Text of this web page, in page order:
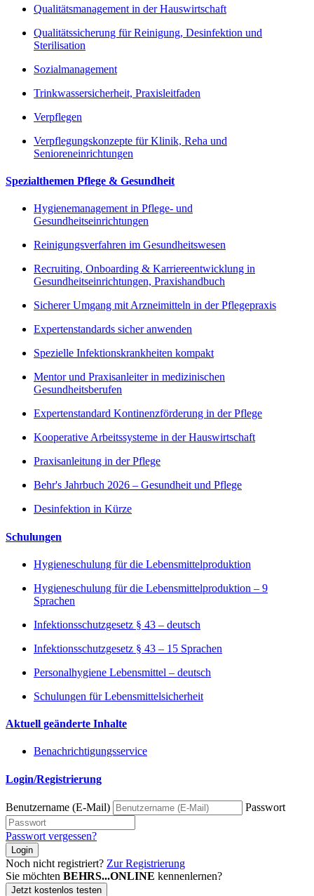
Qualitätsmanagement in der Hauswirtschaft
Qualitätssicherung für Reinigung, Desinfektion und
Sterilisation
Sozialmanagement
Trinkwassersicherheit, Praxisleitfaden
Verpflegen
Verpflegungskonzepte für Klinik, Reha und
Senioreneinrichtungen
Spezialthemen Pflege & Gesundheit
Hygienemanagement in Pflege- und
Gesundheitseinrichtungen
Reinigungsverfahren im Gesundheitswesen
Recruiting, Onboarding & Karriereentwicklung in
Gesundheitseinrichtungen, Praxishandbuch
Sicherer Umgang mit Arzneimitteln in der Pflegepraxis
Expertenstandards sicher anwenden
Spezielle Infektionskrankheiten kompakt
Mentor und Praxisanleiter in medizinischen
Gesundheitsberufen
Expertenstandard Kontinenzförderung in der Pflege
Kooperative Arbeitssysteme in der Hauswirtschaft
Praxisanleitung in der Pflege
Behr's Jahrbuch 2026 – Gesundheit und Pflege
Desinfektion in Kürze
Schulungen
Hygieneschulung für die Lebensmittelproduktion
Hygieneschulung für die Lebensmittelproduktion – 9
Sprachen
Infektionsschutzgesetz § 43 – deutsch
Infektionsschutzgesetz § 43 – 15 Sprachen
Personalhygiene Lebensmittel – deutsch
Schulungen für Lebensmittelsicherheit
Aktuell geänderte Inhalte
Benachrichtigungsservice
Login/Registrierung
Benutzername (E-Mail) Passwort
Passwort vergessen?
Login
Noch nicht registriert? Zur Registrierung
Sie möchten BEHRS...ONLINE kennenlernen?
Jetzt kostenlos testen